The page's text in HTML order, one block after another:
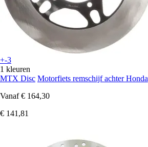
+-3
1 kleuren
MTX Disc Motorfiets remschijf achter Honda
Vanaf € 164,30
€ 141,81